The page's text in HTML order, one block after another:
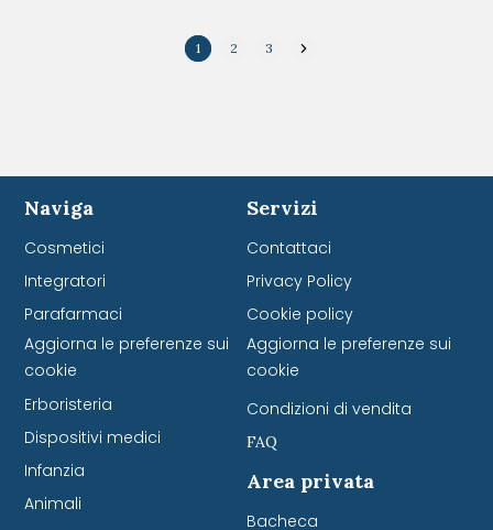
1 2 3
Naviga
Cosmetici
Integratori
Parafarmaci
Aggiorna le preferenze sui
cookie
Erboristeria
Dispositivi medici
Infanzia
Animali
Servizi
Contattaci
Privacy Policy
Cookie policy
Aggiorna le preferenze sui
cookie
Condizioni di vendita
FAQ
Area privata
Bacheca